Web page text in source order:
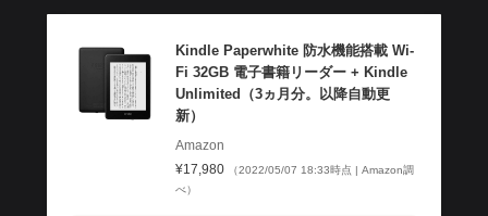
Kindle Paperwhite 防水機能搭載 Wi-
Fi 32GB 電子書籍リーダー + Kindle
Unlimited（3ヵ月分。以降自動更
新）
Amazon
¥17,980
（2022/05/07 18:33時点 | Amazon調
べ）